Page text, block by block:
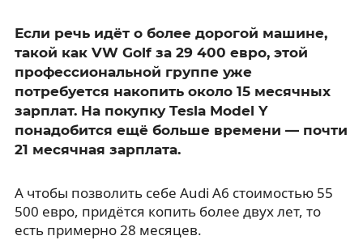
Если речь идёт о более дорогой машине,
такой как VW Golf за 29 400 евро, этой
профессиональной группе уже
потребуется накопить около 15 месячных
зарплат. На покупку Tesla Model Y
понадобится ещё больше времени — почти
21 месячная зарплата.
А чтобы позволить себе Audi A6 стоимостью 55
500 евро, придётся копить более двух лет, то
есть примерно 28 месяцев.